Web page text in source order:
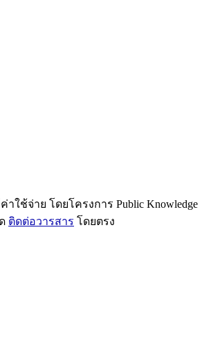
ช้จ่าย โดยโครงการ Public Knowledge
ติดต่อวารสาร โดยตรง